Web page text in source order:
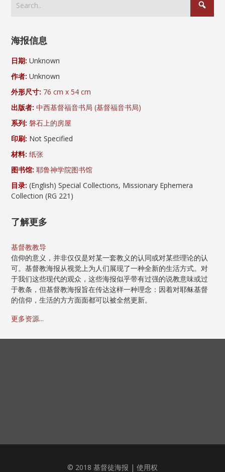
海报信息
日期: Unknown
作者: Unknown
外形尺寸: 76 cm x 54 cm
出版者: 中西基督福音书局 (基督福音书局)
系列: 磐石上的房屋
印刷: Not Specified
材料: 纸张
图书馆: 耶鲁神学院图书馆
目录: (English) Special Collections, Missionary Ephemera
Collection (RG 221)
了解更多
基督教教导
信仰的意义，并非仅仅是对某一套教义的认同或对某些理论的认
可。基督教海报从视觉上为人们展现了一种全新的生活方式。对
于我们这些现代的观众，这些海报似乎带有过强的说教意味或过
于教条，但基督教海报旨在传达这样一种理念：因着对耶稣基督
的信仰，生活的方方面面都可以被全然更新。
更多资源...
© 2018 基督徒海报 | 使用权